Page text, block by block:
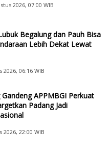
2026, 07:00 WIB
Begalung dan Pauh Bisa
Lebih Dekat Lewat
2026, 06:16 WIB
APPMBGI Perkuat
Padang Jadi
2026, 22:00 WIB